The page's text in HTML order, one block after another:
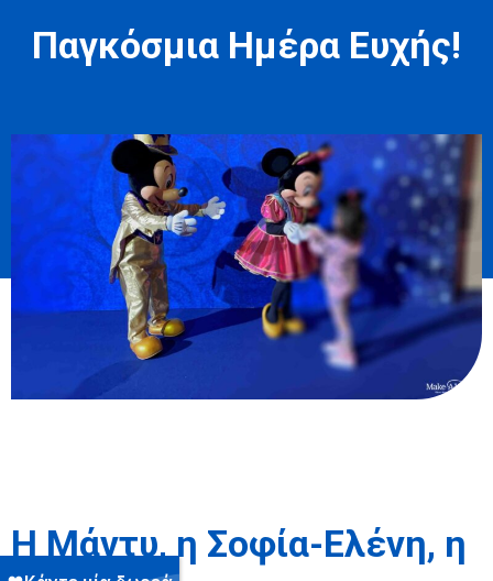
Παγκόσμια Ημέρα Ευχής!
Η Μάντυ, η Σοφία-Ελένη, η